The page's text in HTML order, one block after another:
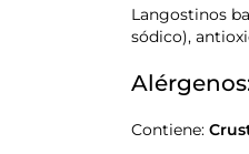
Langostinos
sódico),
Contiene: